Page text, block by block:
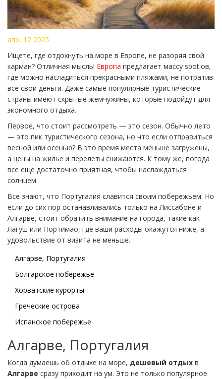
апр, 12 2025
Ищете, где отдохнуть на море в Европе, не разоряя свой
карман? Отличная мысль! Европа предлагает массу spot'ов,
где можно насладиться прекрасными пляжами, не потратив
все свои деньги. Даже самые популярные туристические
страны имеют скрытые жемчужины, которые подойдут для
экономного отдыха.
Первое, что стоит рассмотреть — это сезон. Обычно лето
— это пик туристического сезона, но что если отправиться
весной или осенью? В это время места меньше загружены,
а цены на жилье и перелеты снижаются. К тому же, погода
все еще достаточно приятная, чтобы наслаждаться
солнцем.
Все знают, что Португалия славится своим побережьем. Но
если до сих пор останавливались только на Лиссабоне и
Алгарве, стоит обратить внимание на города, такие как
Лагуш или Портимао, где ваши расходы окажутся ниже, а
удовольствие от визита не меньше.
Алгарве, Португалия
Болгарское побережье
Хорватские курорты
Греческие острова
Испанское побережье
Алгарве, Португалия
Когда думаешь об отдыхе на море, дешевый отдых в
Алгарве сразу приходит на ум. Это не только популярное